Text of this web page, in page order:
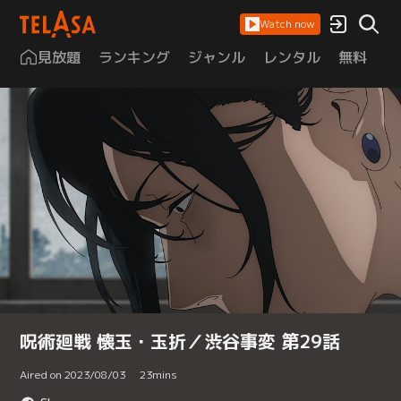
Watch now
見放題 ランキング ジャンル レンタル 無料
呪術廻戦 懐玉・玉折／渋谷事変 第29話
Aired on 2023/08/03 23mins